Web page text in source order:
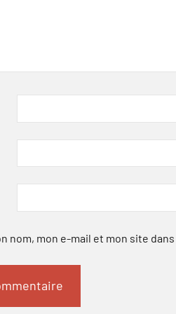
nom, mon e-mail et mon site